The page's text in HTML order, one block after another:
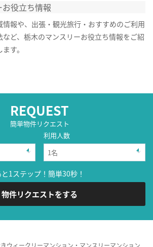
役立ち情報
情報や、出張・観光旅行・おすすめのご利用
など、栃木のマンスリーお役立ち情報をご紹
す。
REQUEST
簡単物件リクエスト
利用人数
と1ステップ！簡単30秒！
物件リクエストをする
ウィークリーマンション・マンスリーマンション